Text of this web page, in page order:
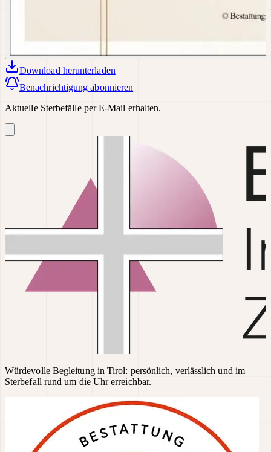
Download herunterladen
Benachrichtigung abonnieren
Aktuelle Sterbefälle per E-Mail erhalten.
Würdevolle Begleitung in Tirol: persönlich, verlässlich und im
Sterbefall rund um die Uhr erreichbar.